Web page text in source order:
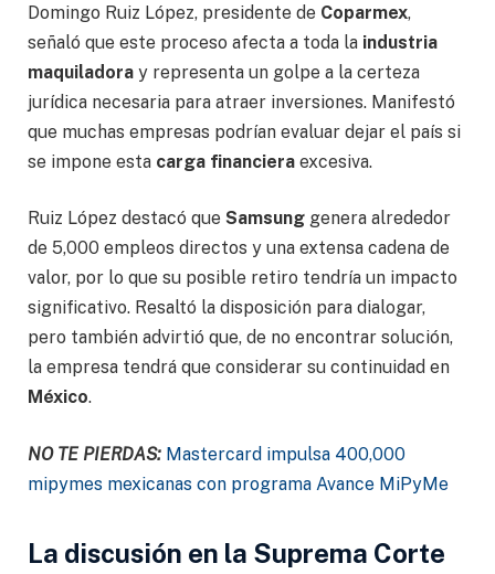
Domingo Ruiz López, presidente de Coparmex,
señaló que este proceso afecta a toda la industria
maquiladora y representa un golpe a la certeza
jurídica necesaria para atraer inversiones. Manifestó
que muchas empresas podrían evaluar dejar el país si
se impone esta carga financiera excesiva.
Ruiz López destacó que Samsung genera alrededor
de 5,000 empleos directos y una extensa cadena de
valor, por lo que su posible retiro tendría un impacto
significativo. Resaltó la disposición para dialogar,
pero también advirtió que, de no encontrar solución,
la empresa tendrá que considerar su continuidad en
México.
NO TE PIERDAS: Mastercard impulsa 400,000
mipymes mexicanas con programa Avance MiPyMe
La discusión en la Suprema Corte